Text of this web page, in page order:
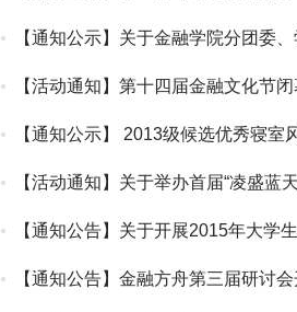
【通知公示】关于金融学院分团委
【活动通知】第十四届金融文化节
【通知公示】 2013级候选优秀寝室
【活动通知】关于举办首届“凌盛
【通知公告】关于开展2015年大学
【通知公告】金融方舟第三届研讨